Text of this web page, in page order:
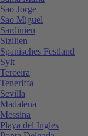
Sao Jorge
Sao Miguel
Sardinien
Sizilien
Spanisches Festland
Sylt
Terceira
Teneriffa
Sevilla
Madalena
Messina
Playa del Ingles